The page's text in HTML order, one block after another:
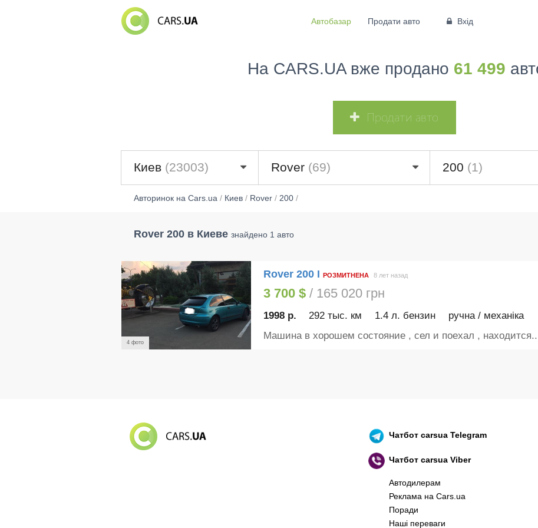
Автобазар Продати авто Вхід
На CARS.UA вже продано 61 499
Продати авто
Киев (23003) Rover (69) 200 (1)
Авторинок на Cars.ua/ Киев/ Rover/ 200/
Rover 200 в Киеве знайдено 1 авто
4 фото
Rover 200 I РОЗМИТНЕНА 8 лет назад
3 700 $/ 165 020 грн
1998 р. 292 тыс. км 1.4 л. бензин ручна / механіка
Машина в хорошем состояние , сел и поехал ,
Чатботcarsua Telegram
Чатботcarsua Viber
Автодилерам
Реклама на Cars.ua
Поради
Наші переваги